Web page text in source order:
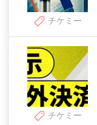
チケミー
チケミー